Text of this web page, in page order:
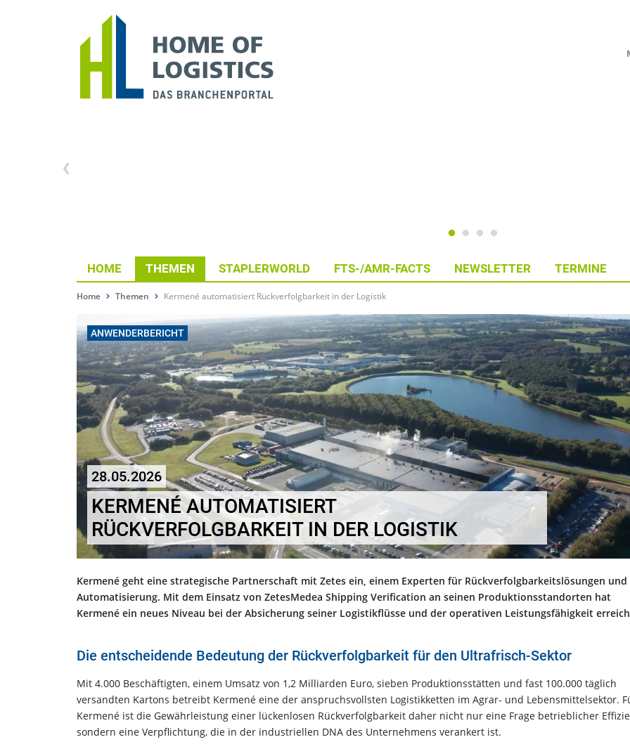
HOME THEMEN STAPLERWORLD FTS-/AMR-FACTS NEWSLETTER TERMINE
Home Themen Kermené automatisiert Rückverfolgbarkeit in der Logistik
ANWENDERBERICHT
28.05.2026
KERMENÉ AUTOMATISIERT
RÜCKVERFOLGBARKEIT IN DER LOGISTIK
Kermené geht eine strategische Partnerschaft mit Zetes ein, einem Experten für Rückverfolgbarkeitslösungen und
Automatisierung. Mit dem Einsatz von ZetesMedea Shipping Verification an seinen Produktionsstandorten hat
Kermené ein neues Niveau bei der Absicherung seiner Logistikflüsse und der operativen Leistungsfähigkeit
Die entscheidende Bedeutung der Rückverfolgbarkeit für den Ultrafrisch-Sektor
Mit 4.000 Beschäftigten, einem Umsatz von 1,2 Milliarden Euro, sieben Produktionsstätten und fast 100.000 täglich
versandten Kartons betreibt Kermené eine der anspruchsvollsten Logistikketten im Agrar- und Lebensmittelsektor.
Kermené ist die Gewährleistung einer lückenlosen Rückverfolgbarkeit daher nicht nur eine Frage betrieblicher
sondern eine Verpflichtung, die in der industriellen DNA des Unternehmens verankert ist.